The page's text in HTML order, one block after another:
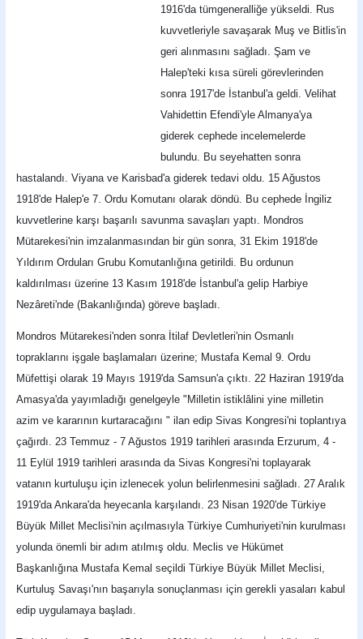
1916'da tümgeneralliğe yükseldi. Rus
kuvvetleriyle savaşarak Muş ve Bitlis'in
geri alınmasını sağladı. Şam ve
Halep'teki kısa süreli görevlerinden
sonra 1917'de İstanbul'a geldi. Velihat
Vahidettin Efendi'yle Almanya'ya
giderek cephede incelemelerde
bulundu. Bu seyehatten sonra
hastalandı. Viyana ve Karisbad'a giderek tedavi oldu. 15 Ağustos
1918'de Halep'e 7. Ordu Komutanı olarak döndü. Bu cephede İngiliz
kuvvetlerine karşı başarılı savunma savaşları yaptı. Mondros
Mütarekesi'nin imzalanmasından bir gün sonra, 31 Ekim 1918'de
Yıldırım Orduları Grubu Komutanlığına getirildi. Bu ordunun
kaldırılması üzerine 13 Kasım 1918'de İstanbul'a gelip Harbiye
Nezâreti'nde (Bakanlığında) göreve başladı.
Mondros Mütarekesi'nden sonra İtilaf Devletleri'nin Osmanlı
topraklarını işgale başlamaları üzerine; Mustafa Kemal 9. Ordu
Müfettişi olarak 19 Mayıs 1919'da Samsun'a çıktı. 22 Haziran 1919'da
Amasya'da yayımladığı genelgeyle "Milletin istiklâlini yine milletin
azim ve kararının kurtaracağını " ilan edip Sivas Kongresi'ni toplantıya
çağırdı. 23 Temmuz - 7 Ağustos 1919 tarihleri arasında Erzurum, 4 -
11 Eylül 1919 tarihleri arasında da Sivas Kongresi'ni toplayarak
vatanın kurtuluşu için izlenecek yolun belirlenmesini sağladı. 27 Aralık
1919'da Ankara'da heyecanla karşılandı. 23 Nisan 1920'de Türkiye
Büyük Millet Meclisi'nin açılmasıyla Türkiye Cumhuriyeti'nin kurulması
yolunda önemli bir adım atılmış oldu. Meclis ve Hükümet
Başkanlığına Mustafa Kemal seçildi Türkiye Büyük Millet Meclisi,
Kurtuluş Savaşı'nın başarıyla sonuçlanması için gerekli yasaları kabul
edip uygulamaya başladı.